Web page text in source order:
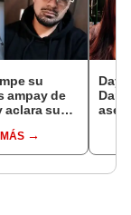
su
ampay de
aclara su
con él”